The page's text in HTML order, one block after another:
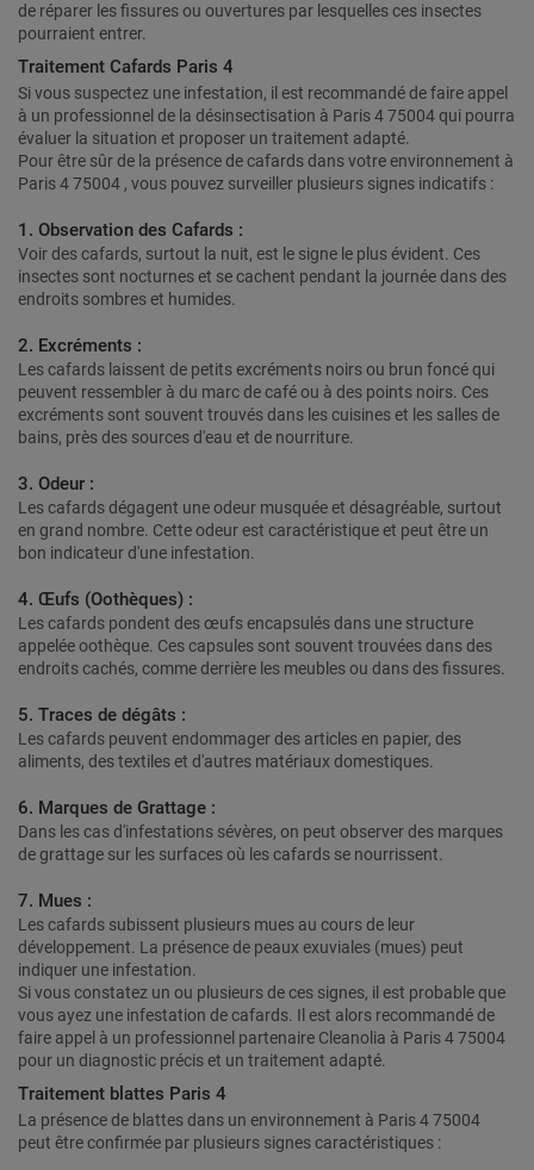
de réparer les fissures ou ouvertures par lesquelles ces insectes
pourraient entrer.
Traitement Cafards Paris 4
Si vous suspectez une infestation, il est recommandé de faire appel
à un professionnel de la désinsectisation à Paris 4 75004 qui pourra
évaluer la situation et proposer un traitement adapté.
Pour être sûr de la présence de cafards dans votre environnement à
Paris 4 75004 , vous pouvez surveiller plusieurs signes indicatifs :
1. Observation des Cafards :
Voir des cafards, surtout la nuit, est le signe le plus évident. Ces
insectes sont nocturnes et se cachent pendant la journée dans des
endroits sombres et humides.
2. Excréments :
Les cafards laissent de petits excréments noirs ou brun foncé qui
peuvent ressembler à du marc de café ou à des points noirs. Ces
excréments sont souvent trouvés dans les cuisines et les salles de
bains, près des sources d'eau et de nourriture.
3. Odeur :
Les cafards dégagent une odeur musquée et désagréable, surtout
en grand nombre. Cette odeur est caractéristique et peut être un
bon indicateur d'une infestation.
4. Œufs (Oothèques) :
Les cafards pondent des œufs encapsulés dans une structure
appelée oothèque. Ces capsules sont souvent trouvées dans des
endroits cachés, comme derrière les meubles ou dans des fissures.
5. Traces de dégâts :
Les cafards peuvent endommager des articles en papier, des
aliments, des textiles et d'autres matériaux domestiques.
6. Marques de Grattage :
Dans les cas d'infestations sévères, on peut observer des marques
de grattage sur les surfaces où les cafards se nourrissent.
7. Mues :
Les cafards subissent plusieurs mues au cours de leur
développement. La présence de peaux exuviales (mues) peut
indiquer une infestation.
Si vous constatez un ou plusieurs de ces signes, il est probable que
vous ayez une infestation de cafards. Il est alors recommandé de
faire appel à un professionnel partenaire Cleanolia à Paris 4 75004
pour un diagnostic précis et un traitement adapté.
Traitement blattes Paris 4
La présence de blattes dans un environnement à Paris 4 75004
peut être confirmée par plusieurs signes caractéristiques :